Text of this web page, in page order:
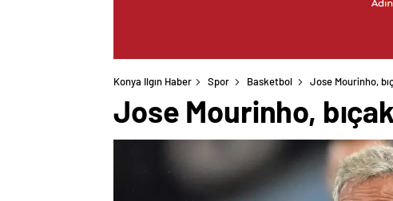
Konya Ilgın Haber Spor Basketbol Jose Mourinho,
Jose Mourinho,